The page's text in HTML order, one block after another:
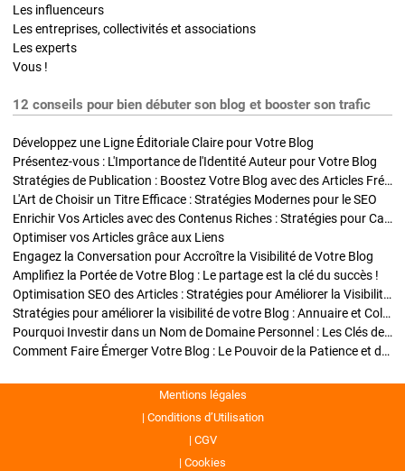
Les influenceurs
Les entreprises, collectivités et associations
Les experts
Vous !
12 conseils pour bien débuter son blog et booster son trafic
Développez une Ligne Éditoriale Claire pour Votre Blog
Présentez-vous : L'Importance de l'Identité Auteur pour Votre Blog
Stratégies de Publication : Boostez Votre Blog avec des Articles Fréquents et Exclusifs
L'Art de Choisir un Titre Efficace : Stratégies Modernes pour le SEO
Enrichir Vos Articles avec des Contenus Riches : Stratégies pour Captiver et Optimiser
Optimiser vos Articles grâce aux Liens
Engagez la Conversation pour Accroître la Visibilité de Votre Blog
Amplifiez la Portée de Votre Blog : Le partage est la clé du succès !
Optimisation SEO des Articles : Stratégies pour Améliorer la Visibilité de Votre Blog
Stratégies pour améliorer la visibilité de votre Blog : Annuaire et Collaborations
Pourquoi Investir dans un Nom de Domaine Personnel : Les Clés de la Réussite de Votre Blog
Comment Faire Émerger Votre Blog : Le Pouvoir de la Patience et de la Persévérance
Mentions légales
Conditions d’Utilisation
CGV
Cookies